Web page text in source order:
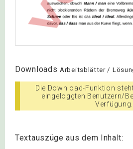
Downloads Arbeitsblätter /
Die Download-Funktion
eingeloggten Benutzern/
Verfügung.
Textauszüge aus dem Inhalt: